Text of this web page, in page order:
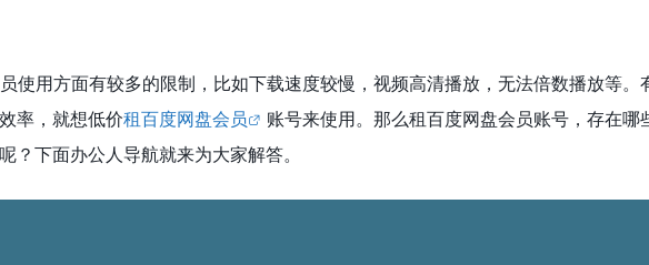
使用方面有较多的限制，比如下载速度较慢，视频高清播放，无法倍数播放等。
率，就想低价租百度网盘会员
账号来使用。那么租百度网盘会员账号，存在哪
？下面办公人导航就来为大家解答。